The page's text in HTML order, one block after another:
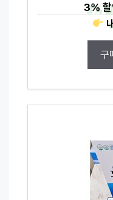
3%할
구